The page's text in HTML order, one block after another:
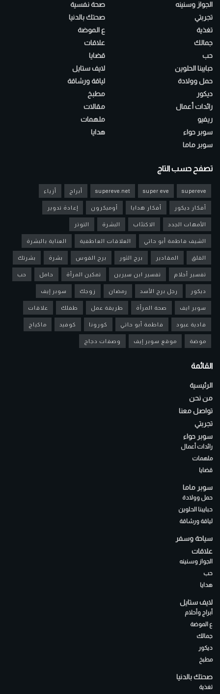
الجواز وسنينه
تجربتي
تغذية
جمالك
حب
حبايبنا الحلوين
حمل وولادة
ديكور
رائدات أعمال
ريفيو
سوبر حواء
سوبر ماما
صحة نفسية
صحتك بالدنيا
ع الموضة
علاقات
قضايا
لايف ستايل
لياقة ورشاقة
مطبخ
مقالات
ملهمات
هدايا
تصفح حسب التاج
supereve
super eve
supereve.net أبراج أزياء
أفكار ديكور أفكار هدايا أوميكرون إعادة تدوير
الأمهات الجدد الاكتئاب البشرة التوتر
الشيف فاطمة أبو حاتي العلاقات العاطفية العناية بالبشرة
القلق المقادير برج الثور برج القوس بشرة بشرتك
تفسير أحلام تفسير ابن سيرين تمكين المرأة حامل حب
ديكور رجل برج الأسد رمضان زوجك سوبر إيف
سوبر ايف صحة المرأة طريقة عمل طفلك علاقات
فادية عبود فاطمة أبو حاتي كورونا كوفيد ماكياج
موضة موقع سوبر إيف وصفات دجاج
القائمة
الرئيسية
من نحن
تواصل معنا
تجربتي
سوبر حواء
رائدات أعمال
ملهمات
قضايا
سوبر ماما
حمل وولادة
حبايبنا الحلوين
لياقة ورشاقة
سياحة وسفر
علاقات
الجواز وسنينه
حب
هدايا
لايف ستايل
أبراج وأحلام
ع الموضة
جمالك
ديكور
مطبخ
صحتك بالدنيا
تغذية